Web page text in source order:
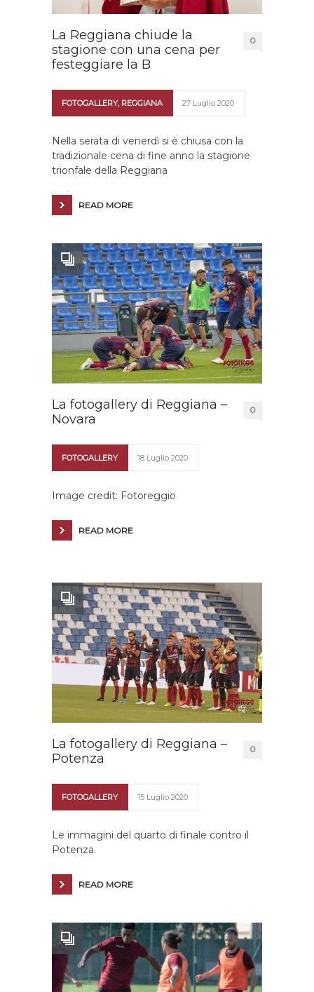
La Reggiana chiude la
stagione con una cena per
festeggiare la B
0
FOTOGALLERY, REGGIANA 27 Luglio 2020
Nella serata di venerdì si è chiusa con la
tradizionale cena di fine anno la stagione
trionfale della Reggiana
READ MORE
La fotogallery di Reggiana –
Novara
0
FOTOGALLERY 18 Luglio 2020
Image credit: Fotoreggio
READ MORE
La fotogallery di Reggiana –
Potenza
0
FOTOGALLERY 15 Luglio 2020
Le immagini del quarto di finale contro il
Potenza.
READ MORE